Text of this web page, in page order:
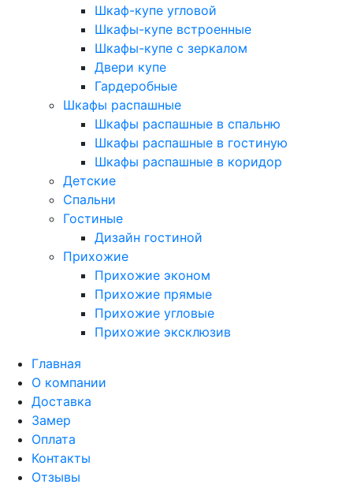
Шкаф-купе угловой
Шкафы-купе встроенные
Шкафы-купе с зеркалом
Двери купе
Гардеробные
Шкафы распашные
Шкафы распашные в спальню
Шкафы распашные в гостиную
Шкафы распашные в коридор
Детские
Спальни
Гостиные
Дизайн гостиной
Прихожие
Прихожие эконом
Прихожие прямые
Прихожие угловые
Прихожие эксклюзив
Главная
О компании
Доставка
Замер
Оплата
Контакты
Отзывы